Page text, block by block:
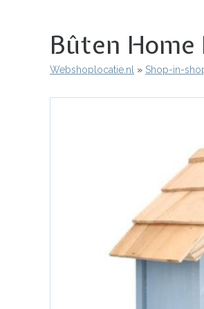
Bûten Home
Kruimelpad
Webshoplocatie.nl Shop-in-